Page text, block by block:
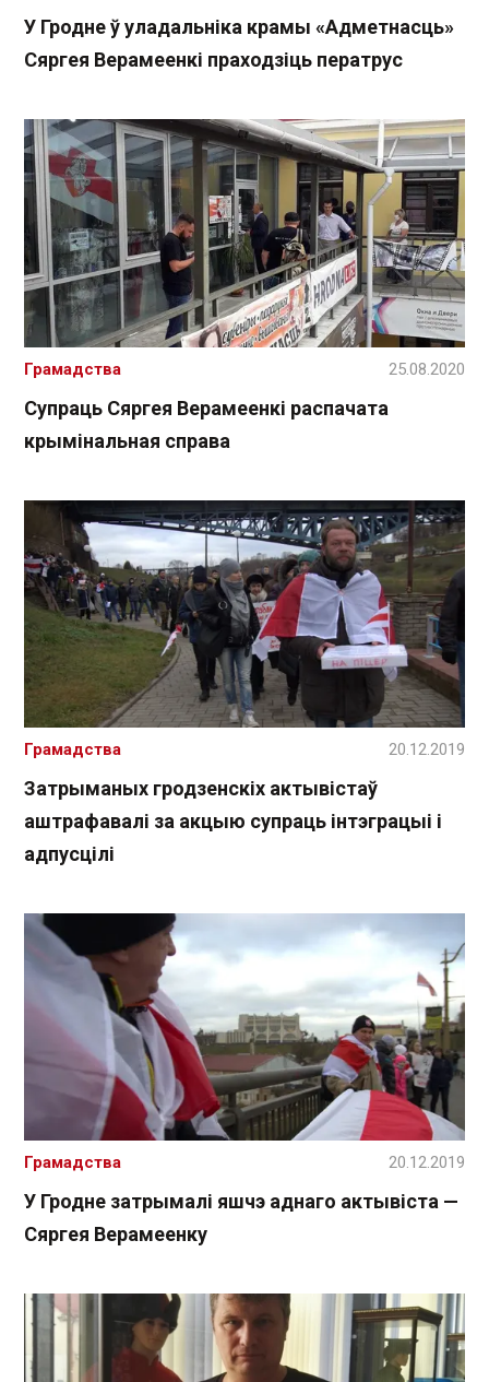
У Гродне ў уладальніка крамы «Адметнасць»
Сяргея Верамеенкі праходзіць ператрус
Супраць Сяргея Верамеенкі распачата
крымінальная справа
Грамадства 25.08.2020
Затрыманых гродзенскіх актывістаў
аштрафавалі за акцыю супраць інтэграцыі і
адпусцілі
Грамадства 20.12.2019
У Гродне затрымалі яшчэ аднаго актывіста —
Сяргея Верамеенку
Грамадства 20.12.2019